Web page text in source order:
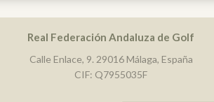
Real Federación Andaluza de Golf
Calle Enlace, 9. 29016 Málaga, España
CIF: Q7955035F